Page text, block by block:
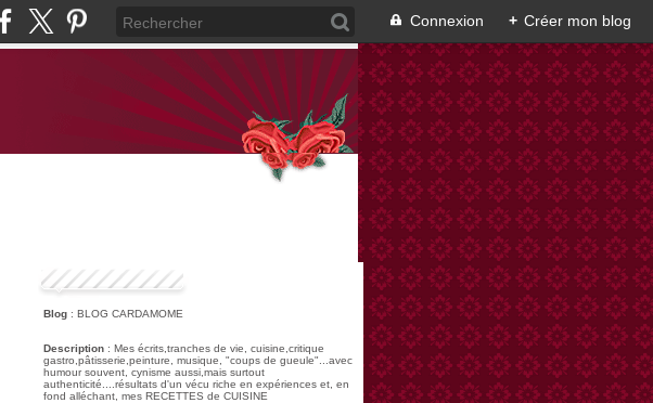
Connexion + Créer mon blog
Blog : BLOG CARDAMOME
Description : Mes écrits,tranches de vie, cuisine,critique
gastro,pâtisserie,peinture, musique, "coups de gueule"...avec
humour souvent, cynisme aussi,mais surtout
authenticité....résultats d'un vécu riche en expériences et, en
fond alléchant, mes RECETTES de CUISINE